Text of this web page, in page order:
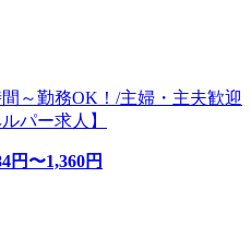
～勤務OK！/主婦・主夫歓迎
パー求人】
円〜1,360円